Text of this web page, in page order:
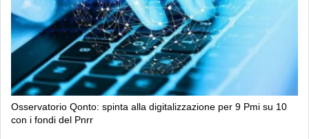
Osservatorio Qonto: spinta alla digitalizzazione per 9 Pmi su 10
con i fondi del Pnrr